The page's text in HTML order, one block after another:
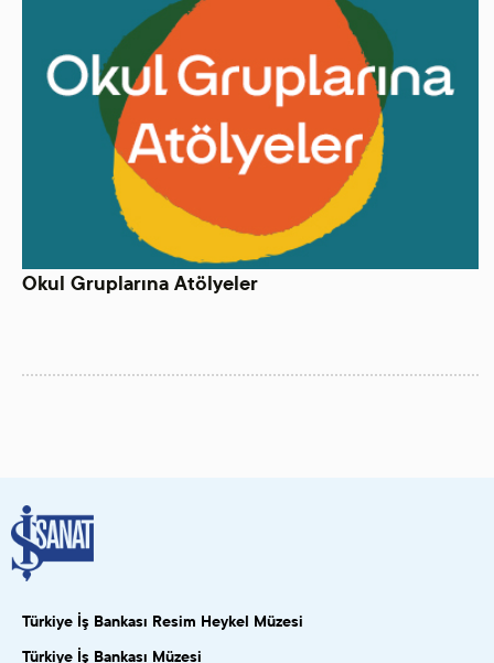
Okul Gruplarına Atölyeler
Türkiye İş Bankası Resim Heykel Müzesi
Türkiye İş Bankası Müzesi